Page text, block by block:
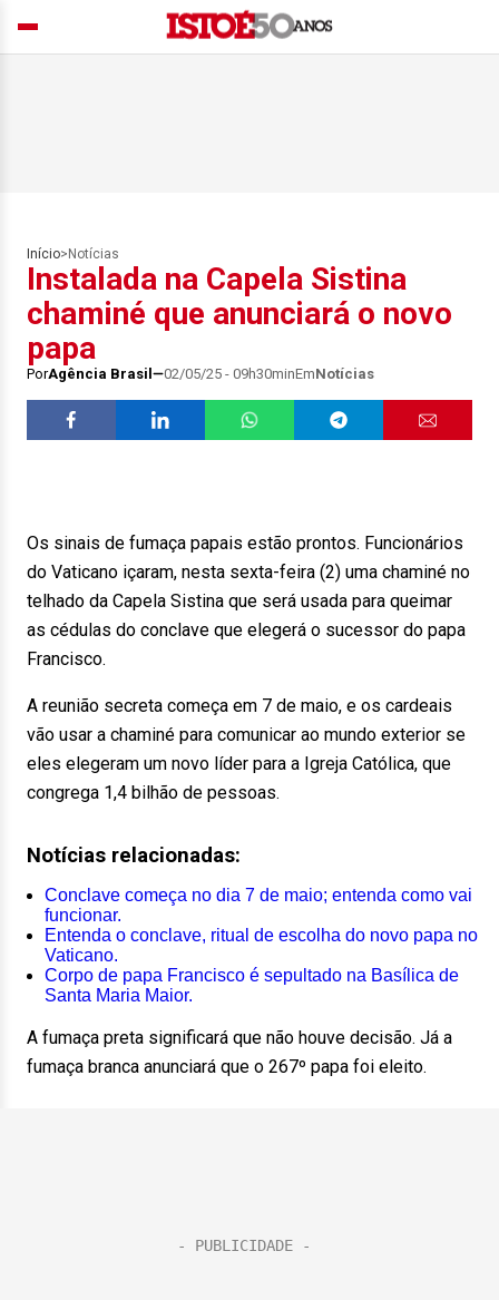
Início> Notícias
Instalada na Capela Sistina
chaminé que anunciará o novo
papa
PorAgência Brasil 02/05/25 - 09h30minEmNotícias
Os sinais de fumaça papais estão prontos. Funcionários
do Vaticano içaram, nesta sexta-feira (2) uma chaminé no
telhado da Capela Sistina que será usada para queimar
as cédulas do conclave que elegerá o sucessor do papa
Francisco.
A reunião secreta começa em 7 de maio, e os cardeais
vão usar a chaminé para comunicar ao mundo exterior se
eles elegeram um novo líder para a Igreja Católica, que
congrega 1,4 bilhão de pessoas.
Notícias relacionadas:
Conclave começa no dia 7 de maio; entenda como vai
funcionar.
Entenda o conclave, ritual de escolha do novo papa no
Vaticano.
Corpo de papa Francisco é sepultado na Basílica de
Santa Maria Maior.
A fumaça preta significará que não houve decisão. Já a
fumaça branca anunciará que o 267º papa foi eleito.